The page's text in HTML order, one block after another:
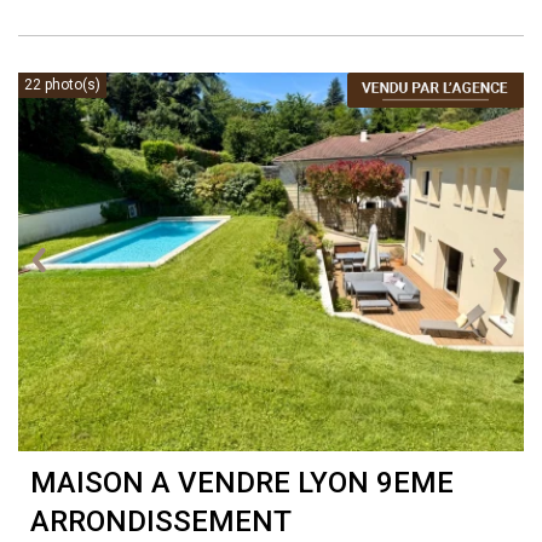
22 photo(s)
MAISON A VENDRE LYON 9EME
ARRONDISSEMENT